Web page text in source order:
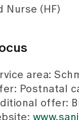
Nurse (HF)
area:
Postnatal
offer: